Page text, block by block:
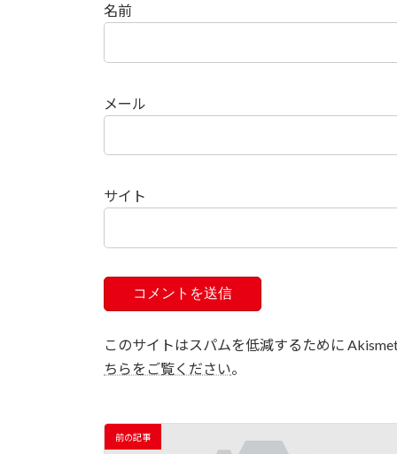
名前
メール
サイト
このサイトはスパムを低減するために
ちらをご覧ください。
前の記事